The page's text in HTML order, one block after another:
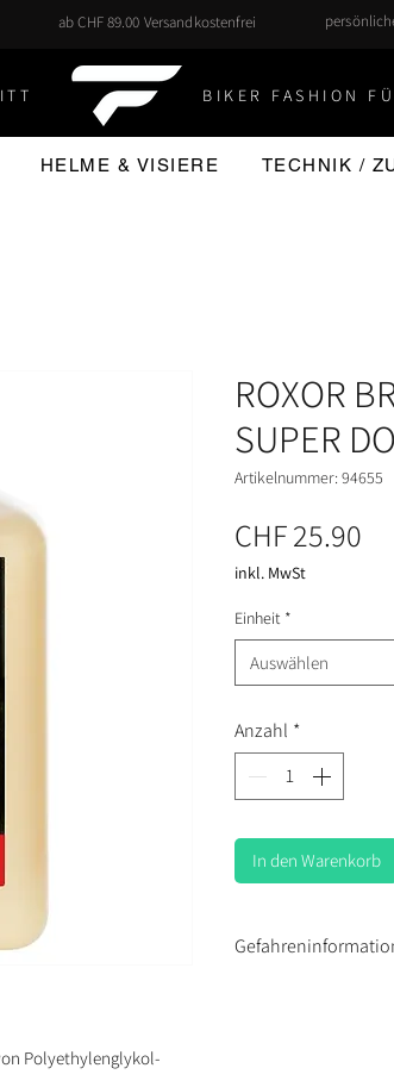
ab CHF 89.00 Versandkostenfrei
BIKER FASHION
HELME & VISIERE TECHNIK /
Polyethylenglykol-
ROXOR
SUPER
Artikelnummer: 94655
CHF 25.90
inkl. MwSt
Einheit *
Auswählen
Anzahl *
In den Warenkorb